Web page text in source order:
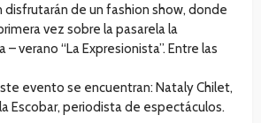
de un fashion show, donde
vez sobre la pasarela la
verano “La Expresionista”. Entre las
evento se encuentran: Nataly Chilet,
Escobar, periodista de espectáculos.